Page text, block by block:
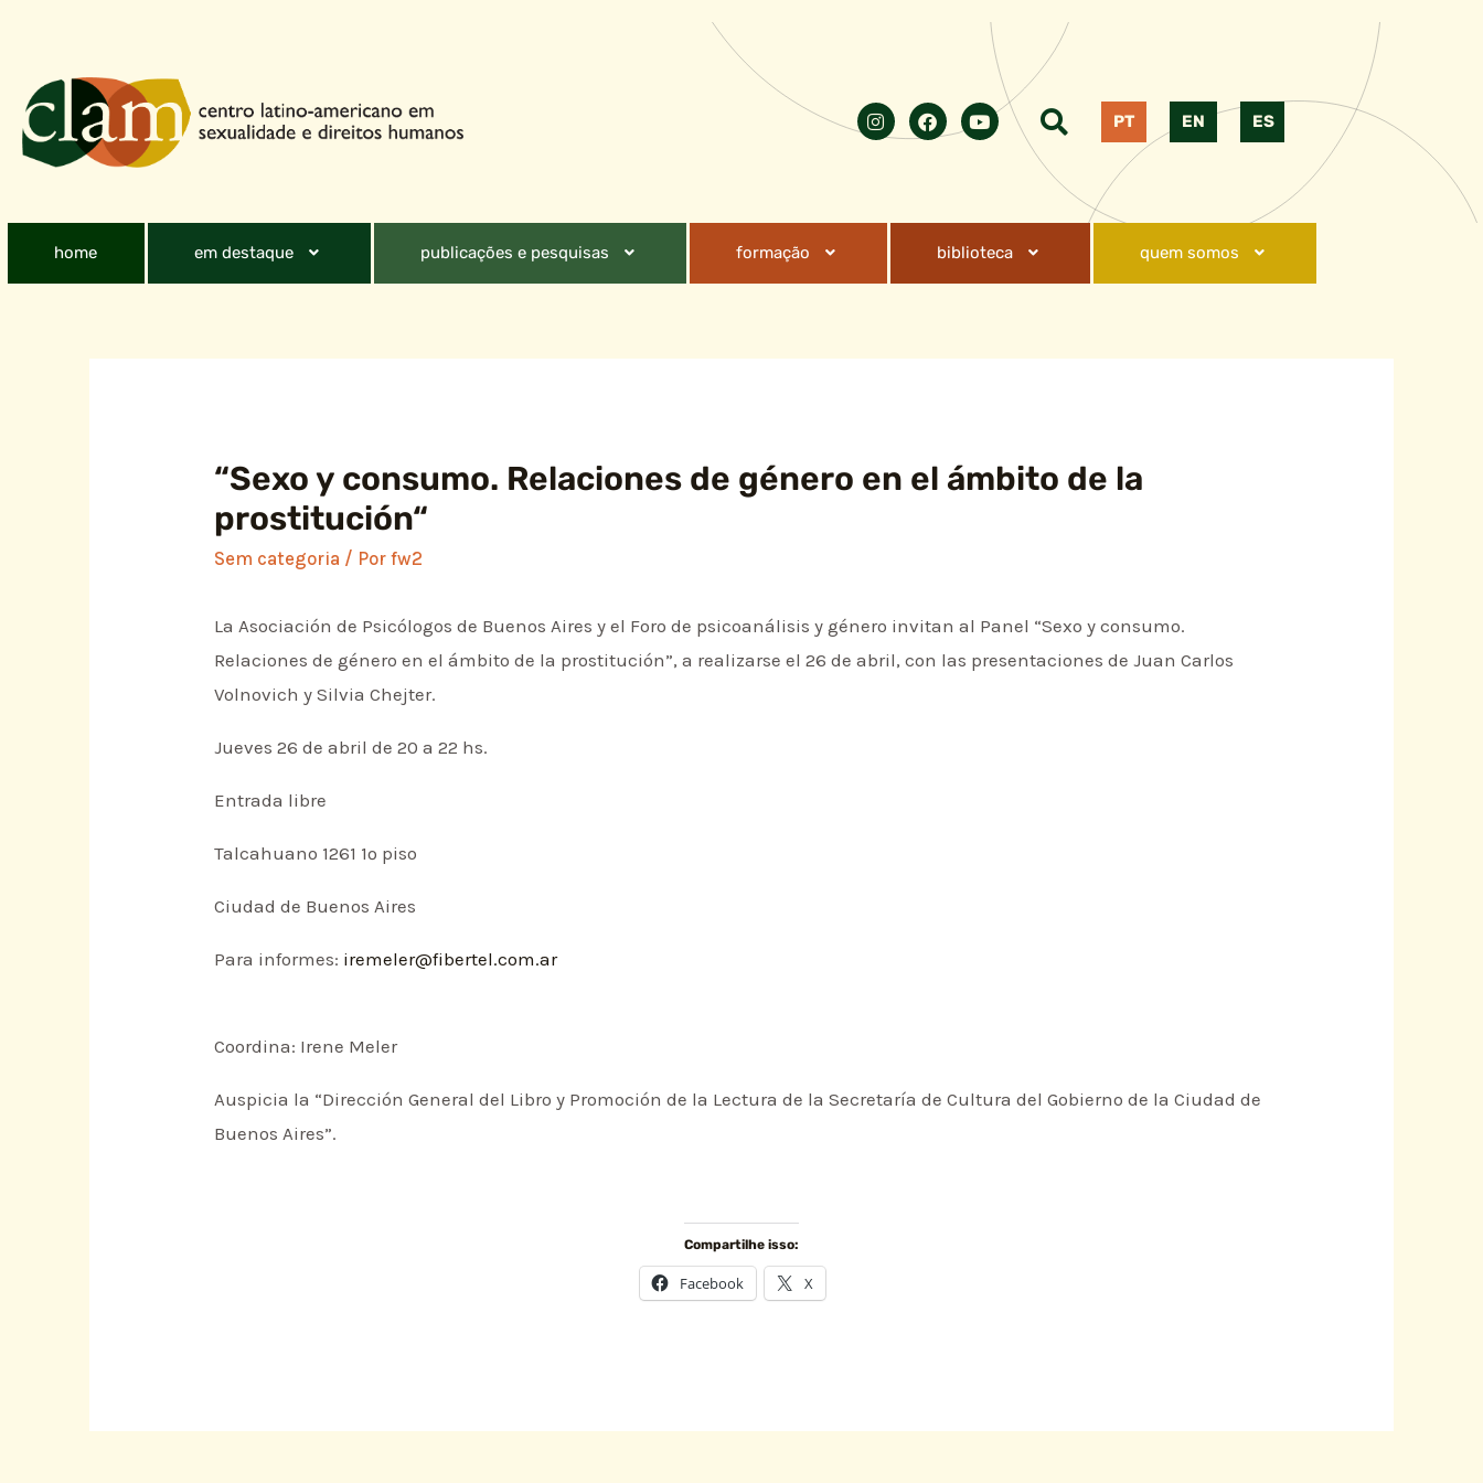
PT EN ES
home em destaque publicações e pesquisas formação biblioteca quem somos
“Sexo y consumo. Relaciones de género en el ámbito de la
prostitución“
Sem categoria / Porfw2
La Asociación de Psicólogos de Buenos Aires y el Foro de psicoanálisis y género invitan al Panel “Sexo y consumo.
Relaciones de género en el ámbito de la prostitución”, a realizarse el 26 de abril, con las presentaciones de Juan Carlos
Volnovich y Silvia Chejter.
Jueves 26 de abril de 20 a 22 hs.
Entrada libre
Talcahuano 1261 1º piso
Ciudad de Buenos Aires
Para informes: iremeler@fibertel.com.ar
Coordina: Irene Meler
Auspicia la “Dirección General del Libro y Promoción de la Lectura de la Secretaría de Cultura del Gobierno de la Ciudad de
Buenos Aires”.
Compartilhe isso:
Facebook X